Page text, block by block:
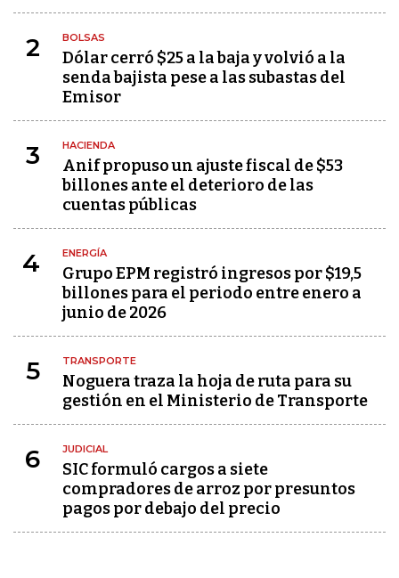
2 BOLSAS
Dólar cerró $25 a la baja y volvió a la
senda bajista pese a las subastas del
Emisor
3 HACIENDA
Anif propuso un ajuste fiscal de $53
billones ante el deterioro de las
cuentas públicas
4 ENERGÍA
Grupo EPM registró ingresos por $19,5
billones para el periodo entre enero a
junio de 2026
5 TRANSPORTE
Noguera traza la hoja de ruta para su
gestión en el Ministerio de Transporte
6 JUDICIAL
SIC formuló cargos a siete
compradores de arroz por presuntos
pagos por debajo del precio